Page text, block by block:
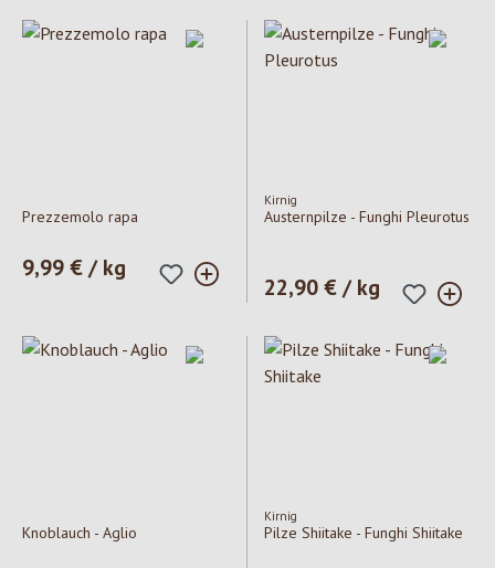
Prezzemolo rapa
Prezzo normale:
9,99 € / kg
Kirnig
Austernpilze - Funghi Pleurotus
Prezzo normale:
22,90 € / kg
Knoblauch - Aglio
Kirnig
Pilze Shiitake - Funghi Shiitake